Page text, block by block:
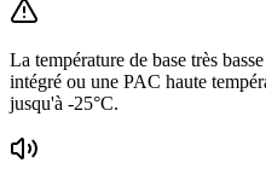
La température de base très
intégré ou une PAC haute
jusqu'à -25°C.